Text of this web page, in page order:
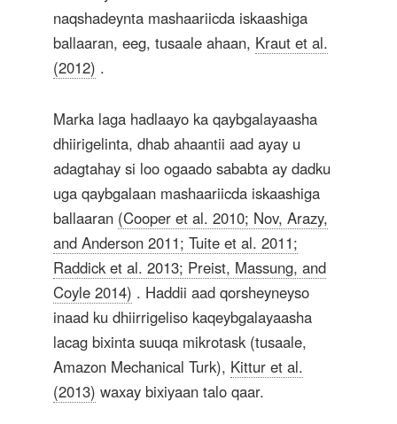
naqshadeynta mashaariicda iskaashiga
ballaaran, eeg, tusaale ahaan, Kraut et al.
(2012) .
Marka laga hadlaayo ka qaybgalayaasha
dhiirigelinta, dhab ahaantii aad ayay u
adagtahay si loo ogaado sababta ay dadku
uga qaybgalaan mashaariicda iskaashiga
ballaaran (Cooper et al. 2010; Nov, Arazy,
and Anderson 2011; Tuite et al. 2011;
Raddick et al. 2013; Preist, Massung, and
Coyle 2014) . Haddii aad qorsheyneyso
inaad ku dhiirrigeliso kaqeybgalayaasha
lacag bixinta suuqa mikrotask (tusaale,
Amazon Mechanical Turk), Kittur et al.
(2013) waxay bixiyaan talo qaar.